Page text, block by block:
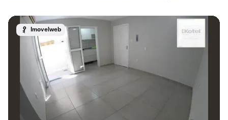
Imovelweb